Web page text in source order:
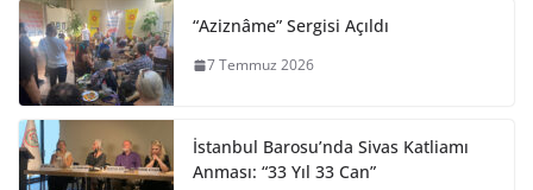
“Aziznâme” Sergisi Açıldı
7 Temmuz 2026
İstanbul Barosu’nda Sivas Katliamı
Anması: “33 Yıl 33 Can”